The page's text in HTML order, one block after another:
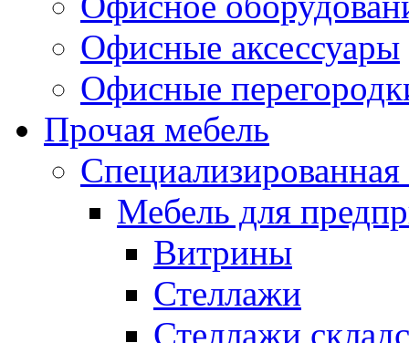
Офисные аксессуары
Офисные
Прочая мебель
Специализированная
Мебель для
Витрины
Стеллажи
Стеллажи